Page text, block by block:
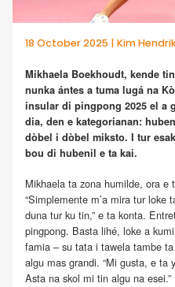
18 October 2025 | Kim
Mikhaela Boekhoudt, kende
nunka ántes a tuma lugá na
insular di pingpong 2025 el a
dia, den e kategorianan:
dòbel i dòbel miksto. I tur
bou di hubenil e ta kai.
Mikhaela ta zona humilde, ora e
“Simplemente m’a mira tur loke
duna tur ku tin,” e ta konta.
pingpong. Basta lihé, loke a
famia – su tata i tawela tambe
algu mas grandi. “Mi gusta, e ta
Asta na skol mi tin algu na esei.”